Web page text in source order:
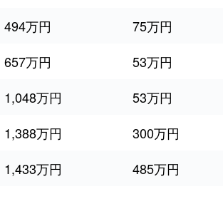
494万円 75万円
657万円 53万円
1,048万円 53万円
1,388万円 300万円
1,433万円 485万円